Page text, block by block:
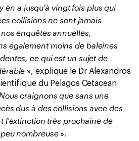
en a jusqu’à vingt fois plus qui
collisions ne sont jamais
enquêtes annuelles,
également moins de baleines
ce qui est un sujet de
», explique le Dr Alexandros
du Pelagos Cetacean
Nous craignons que sans une
dus à des collisions avec des
l'extinction très prochaine de
nombreuse».